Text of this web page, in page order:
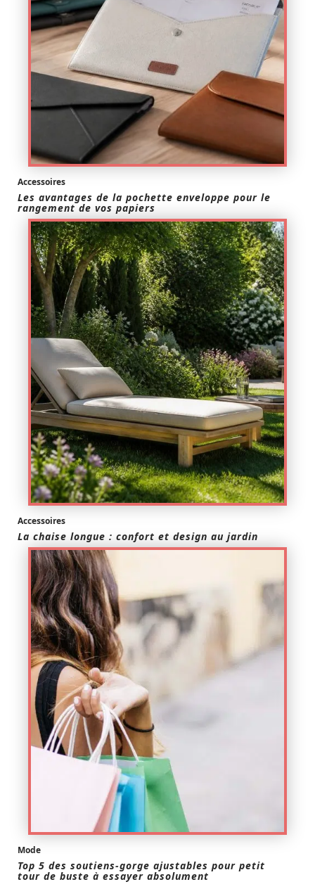
Accessoires
Les avantages de la pochette enveloppe pour le
rangement de vos papiers
Accessoires
La chaise longue : confort et design au jardin
Mode
Top 5 des soutiens-gorge ajustables pour petit
tour de buste à essayer absolument